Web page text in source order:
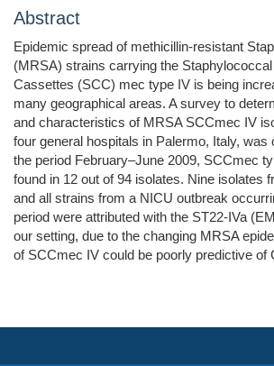
Abstract
Epidemic spread of methicillin-resistant
(MRSA) strains carrying the
Cassettes (SCC) mec type IV is being
many geographical areas. A survey to
and characteristics of MRSA SCCmec IV
four general hospitals in Palermo, Italy, was
the period February–June 2009, SCCmec
found in 12 out of 94 isolates. Nine isolates
and all strains from a NICU outbreak
period were attributed with the ST22-IVa
our setting, due to the changing MRSA
of SCCmec IV could be poorly predictive of